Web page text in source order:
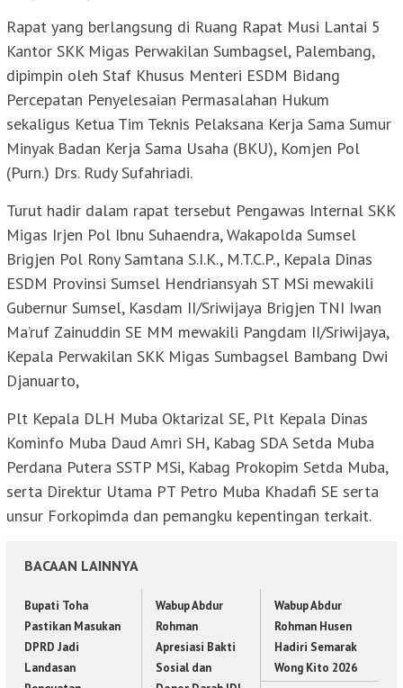
Rapat yang berlangsung di Ruang Rapat Musi Lantai 5
Kantor SKK Migas Perwakilan Sumbagsel, Palembang,
dipimpin oleh Staf Khusus Menteri ESDM Bidang
Percepatan Penyelesaian Permasalahan Hukum
sekaligus Ketua Tim Teknis Pelaksana Kerja Sama Sumur
Minyak Badan Kerja Sama Usaha (BKU), Komjen Pol
(Purn.) Drs. Rudy Sufahriadi.
Turut hadir dalam rapat tersebut Pengawas Internal SKK
Migas Irjen Pol Ibnu Suhaendra, Wakapolda Sumsel
Brigjen Pol Rony Samtana S.I.K., M.T.C.P., Kepala Dinas
ESDM Provinsi Sumsel Hendriansyah ST MSi mewakili
Gubernur Sumsel, Kasdam II/Sriwijaya Brigjen TNI Iwan
Ma’ruf Zainuddin SE MM mewakili Pangdam II/Sriwijaya,
Kepala Perwakilan SKK Migas Sumbagsel Bambang Dwi
Djanuarto,
Plt Kepala DLH Muba Oktarizal SE, Plt Kepala Dinas
Kominfo Muba Daud Amri SH, Kabag SDA Setda Muba
Perdana Putera SSTP MSi, Kabag Prokopim Setda Muba,
serta Direktur Utama PT Petro Muba Khadafi SE serta
unsur Forkopimda dan pemangku kepentingan terkait.
BACAAN LAINNYA
Bupati Toha
Pastikan Masukan
DPRD Jadi
Landasan
Wabup Abdur
Rohman
Apresiasi Bakti
Sosial dan
Wabup Abdur
Rohman Husen
Hadiri Semarak
Wong Kito 2026